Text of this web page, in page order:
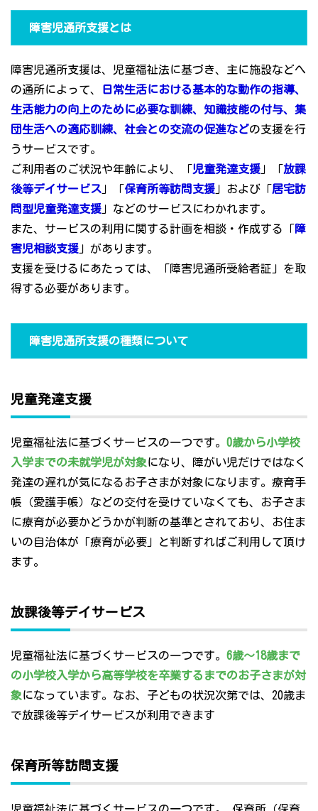
障害児通所支援とは
障害児通所支援は、児童福祉法に基づき、主に施設などへ
の通所によって、
日常生活における基本的な動作の指導、
生活能力の向上のために必要な訓練、知識技能の付与、集
団生活への適応訓練、社会との交流の促進などの支援を行
うサービスです。
ご利用者のご状況や年齢により、「児童発達支援 」「放課
後等デイサービス 」「保育所等訪問支援 」および「居宅訪
問型児童発達支援 」などのサービスにわかれます。
また、サービスの利用に関する計画を相談・作成する「障
害児相談支援 」があります。
支援を受けるにあたっては、「障害児通所受給者証」を取
得する必要があります。
障害児通所支援の種類について
児童発達支援
児童福祉法に基づくサービスの一つです。 0歳から小学校
入学までの未就学児が対象になり、障がい児だけではなく
発達の遅れが気になるお子さまが対象になります。療育手
帳（愛護手帳）などの交付を受けていなくても、お子さま
に療育が必要かどうかが判断の基準とされており、お住ま
いの自治体が「療育が必要」と判断すればご利用して頂け
ます。
放課後等デイサービス
児童福祉法に基づくサービスの一つです。 6歳～18歳まで
の小学校入学から高等学校を卒業するまでのお子さまが対
象になっています。なお、子どもの状況次第では、20歳ま
で放課後等デイサービスが利用できます
保育所等訪問支援